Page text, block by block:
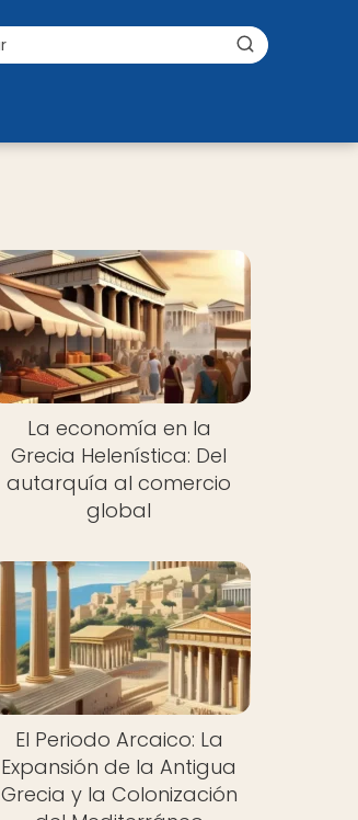
La economía en la
Grecia Helenística: Del
autarquía al comercio
global
El Periodo Arcaico: La
Expansión de la Antigua
Grecia y la Colonización